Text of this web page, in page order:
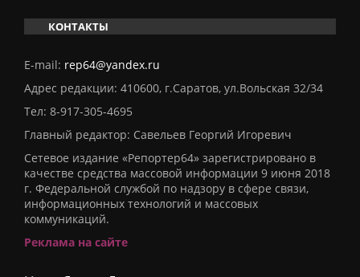
КОНТАКТЫ
E-mail: rep64@yandex.ru
Адрес редакции: 410600, г.Саратов, ул.Вольская 32/34
Тел: 8-917-305-4695
Главный редактор: Савельев Георгий Игоревич
Сетевое издание «Репортер64» зарегистрировано в
качестве средства массовой информации 9 июня 2018
г. Федеральной службой по надзору в сфере связи,
информационных технологий и массовых
коммуникаций.
Реклама на сайте